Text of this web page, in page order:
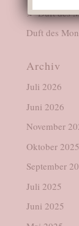
🍂 Duft des
Duft des
Archiv
Juli 2026
Juni 2026
November
Oktober 2025
September
Juli 2025
Juni 2025